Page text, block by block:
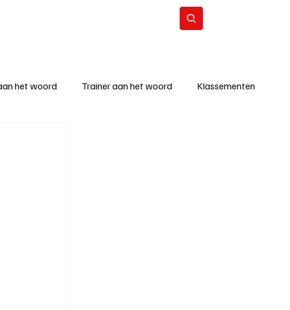
het woord Trainer aan het woord Klassementen
seizoen